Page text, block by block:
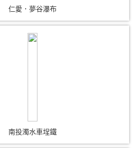
仁愛．夢谷瀑布
南投濁水車埕鐵